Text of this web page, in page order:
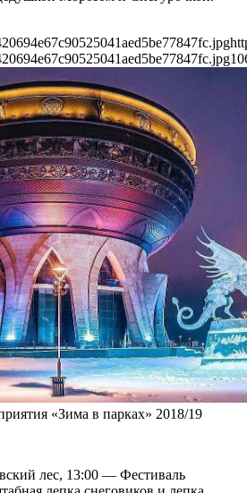
«Зима в парках» 2018/19
лес, 13:00 — Фестиваль